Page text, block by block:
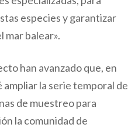
especies y garantizar
mar balear».
han avanzado que, en
ampliar la serie temporal de
de muestreo para
la comunidad de